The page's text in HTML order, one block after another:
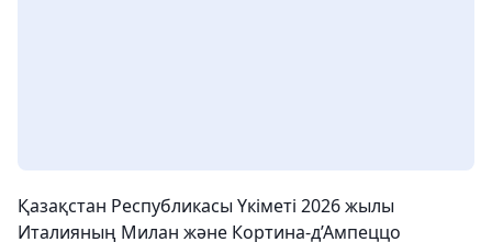
Қазақстан Республикасы Үкіметі 2026 жылы
Италияның Милан және Кортина-д’Ампеццо